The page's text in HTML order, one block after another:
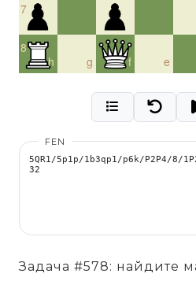
7
h
8
g
f e
FEN
Задача #578: найдите